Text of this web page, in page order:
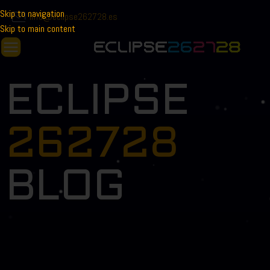
Skip to navigation
Skip to main content
info@eclipse262728.es
ECLIPSE
262728
BLOG